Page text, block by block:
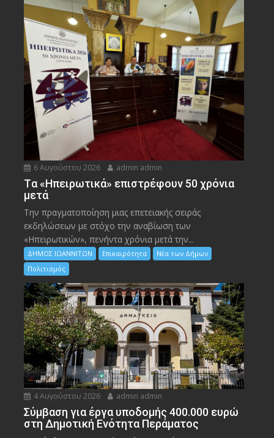
6 Αυγούστου 2026 admin admin
Tα «Ηπειρωτικά» επιστρέφουν 50 χρόνια
μετά
Την πραγματοποίηση μιας επετειακής σειράς
εκδηλώσεων με στόχο την αναβίωση των
«Ηπειρωτικών», πενήντα χρόνια μετά την...
ΔΗΜΟΣ ΙΩΑΝΝΙΤΩΝ Επικαιρότητα
Νέα των Δήμων
Πολιτισμός
4 Αυγούστου 2026 admin admin
Σύμβαση για έργα υποδομής 400.000 ευρώ
στη Δημοτική Ενότητα Περάματος